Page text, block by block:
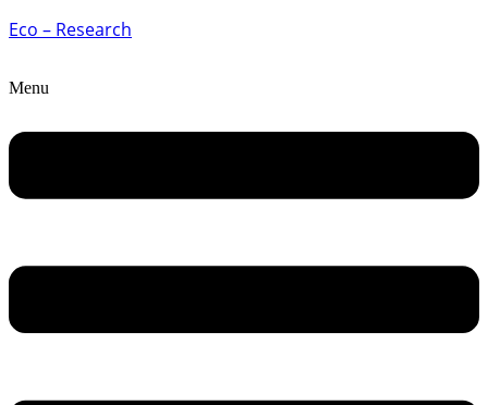
Eco – Research
Menu